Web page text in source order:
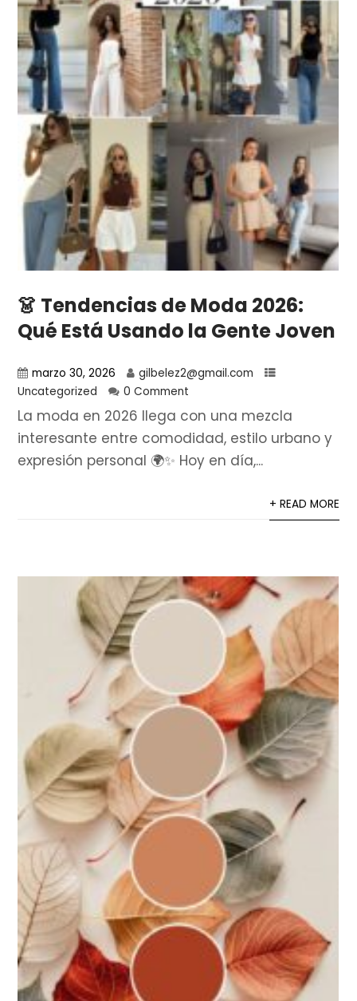
👗 Tendencias de Moda 2026:
Qué Está Usando la Gente Joven
marzo 30, 2026
gilbelez2@gmail.com
Uncategorized
0 Comment
La moda en 2026 llega con una mezcla
interesante entre comodidad, estilo urbano y
expresión personal 🌍✨ Hoy en día,...
+ READ MORE